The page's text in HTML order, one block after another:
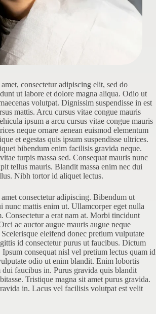
consectetur adipiscing elit, sed do
ut labore et dolore magna aliqua. Odio ut
volutpat. Dignissim suspendisse in est
mattis. Arcu cursus vitae congue mauris
ipsum a arcu cursus vitae congue mauris
neque ornare aenean euismod elementum
et egestas quis ipsum suspendisse ultrices.
bibendum enim facilisis gravida neque.
turpis massa sed. Consequat mauris nunc
tellus mauris. Blandit massa enim nec dui
Nibh tortor id aliquet lectus.
consectetur adipiscing. Bibendum ut
nunc mattis enim ut. Ullamcorper eget nulla
Consectetur a erat nam at. Morbi tincidunt
ac auctor augue mauris augue neque
eleifend donec pretium vulputate
id consectetur purus ut faucibus. Dictum
Ipsum consequat nisl vel pretium lectus quam id
odio ut enim blandit. Enim lobortis
dui faucibus in. Purus gravida quis blandit
Tristique magna sit amet purus gravida.
in. Lacus vel facilisis volutpat est velit